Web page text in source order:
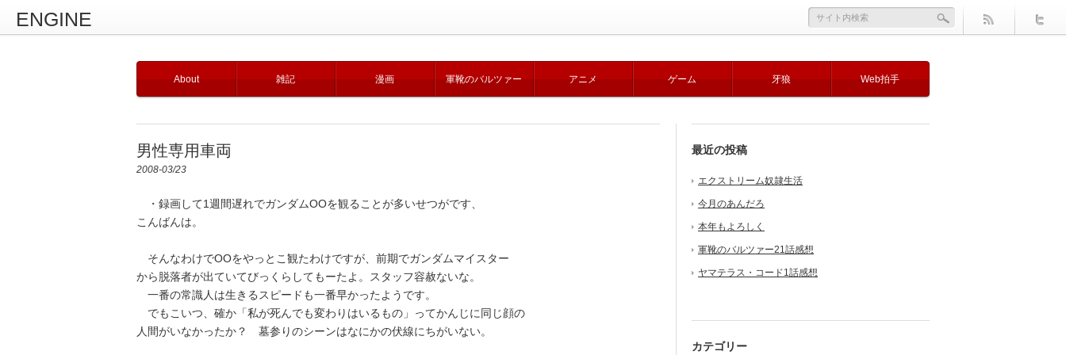
ENGINE
About 雑記 漫画 軍靴のバルツァー アニメ ゲーム 牙狼 Web拍手
男性専用車両
2008-03/23
・録画して1週間遅れでガンダムOOを観ることが多いせつがです、
こんばんは。
そんなわけでOOをやっとこ観たわけですが、前期でガンダムマイスター
から脱落者が出ていてびっくらしてもーたよ。スタッフ容赦ないな。
一番の常識人は生きるスピードも一番早かったようです。
でもこいつ、確か「私が死んでも変わりはいるもの」ってかんじに同じ顔の
人間がいなかったか？ 墓参りのシーンはなにかの伏線にちがいない。
最近の投稿
エクストリーム奴隷生活
今月のあんだろ
本年もよろしく
軍靴のバルツァー21話感想
ヤマテラス・コード1話感想
カテゴリー